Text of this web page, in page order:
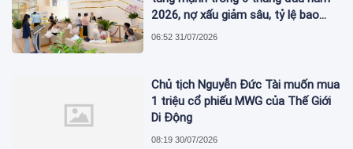
2026, nợ xấu giảm sâu, tỷ lệ bao
phủ nợ xấu tăng vượt trội
06:52 31/07/2026
Chủ tịch Nguyễn Đức Tài muốn mua
1 triệu cổ phiếu MWG của Thế Giới
Di Động
08:19 30/07/2026